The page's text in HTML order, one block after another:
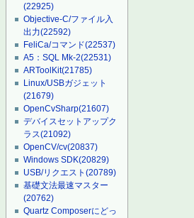
(22925)
Objective-C/ファイル入
出力(22592)
FeliCa/コマンド(22537)
A5：SQL Mk-2(22531)
ARToolKit(21785)
Linux/USBガジェット
(21679)
OpenCvSharp(21607)
デバイスセットアップク
ラス(21092)
OpenCV/cv(20837)
Windows SDK(20829)
USB/リクエスト(20789)
基礎文法最速マスター
(20762)
Quartz Composerにどっ